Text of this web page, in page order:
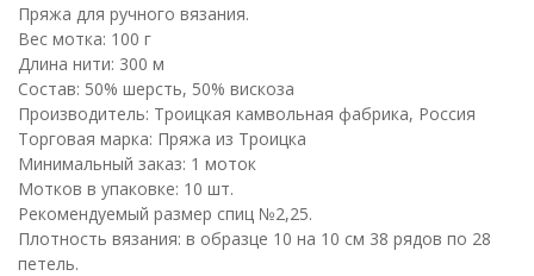
Пряжа для ручного вязания.
Вес мотка: 100 г
Длина нити: 300 м
Состав: 50% шерсть, 50% вискоза
Производитель: Троицкая камвольная фабрика, Россия
Торговая марка: Пряжа из Троицка
Минимальный заказ: 1 моток
Мотков в упаковке: 10 шт.
Рекомендуемый размер спиц №2,25.
Плотность вязания: в образце 10 на 10 см 38 рядов по 28
петель.